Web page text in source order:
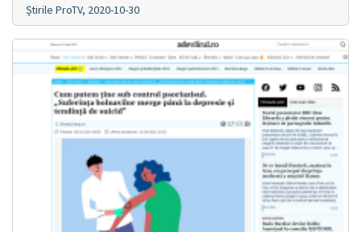
Știrile ProTV, 2020-10-30